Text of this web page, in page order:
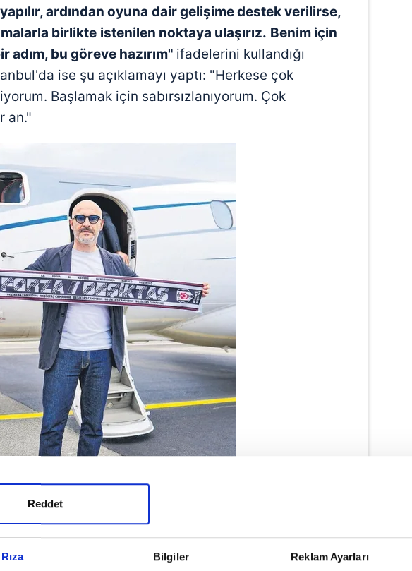
Rıza Bilgiler Reklam Ayarları
Reddet
yapılır, ardından oyuna dair gelişime destek verilirse,
birlikte istenilen noktaya ulaşırız. Benim için
adım, bu göreve hazırım" ifadelerini kullandığı
ise şu açıklamayı yaptı: "Herkese çok
Başlamak için sabırsızlanıyorum. Çok
an."